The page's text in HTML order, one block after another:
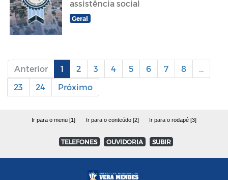
assistência social
Geral
Anterior 1 2 3 4 5 6 7 8
...
23
24 Próximo
Ir para o menu [1] Ir para o conteúdo [2] Ir para o rodapé [3]
TELEFONES OUVIDORIA SUBIR